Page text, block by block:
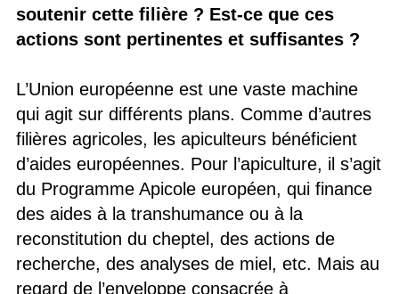
soutenir cette filière ? Est-ce que ces
actions sont pertinentes et suffisantes ?
L’Union européenne est une vaste machine
qui agit sur différents plans. Comme d’autres
filières agricoles, les apiculteurs bénéficient
d’aides européennes. Pour l’apiculture, il s’agit
du Programme Apicole européen, qui finance
des aides à la transhumance ou à la
reconstitution du cheptel, des actions de
recherche, des analyses de miel, etc. Mais au
regard de l’enveloppe consacrée à